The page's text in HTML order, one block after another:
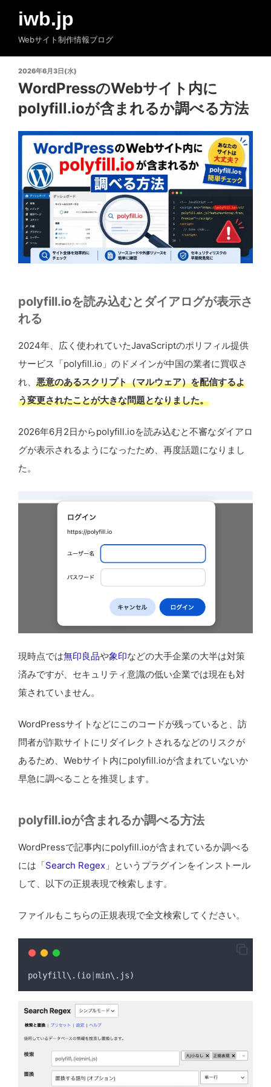
iwb.jp
Webサイト制作情報ブログ
投
稿
日:
2026年6月3日(水)
WordPressのWebサイト内に
polyfill.ioが含まれるか調べる方法
polyfill.ioを読み込むとダイアログが表示さ
れる
2024年、広く使われていたJavaScriptのポリフィル提供
サービス「polyfill.io」のドメインが中国の業者に買収さ
れ、 悪意のあるスクリプト（マルウェア）を配信するよ
う変更されたことが大きな問題となりました。
2026年6月2日からpolyfill.ioを読み込むと不審なダイアロ
グが表示されるようになったため、再度話題になりまし
た。
現時点では無印良品や象印などの大手企業の大半は対策
済みですが、セキュリティ意識の低い企業では現在も対
策されていません。
WordPressサイトなどにこのコードが残っていると、訪
問者が詐欺サイトにリダイレクトされるなどのリスクが
あるため、Webサイト内にpolyfill.ioが含まれていないか
早急に調べることを推奨します。
polyfill.ioが含まれるか調べる方法
WordPressで記事内にpolyfill.ioが含まれているか調べる
には「Search Regex 」というプラグインをインストール
して、以下の正規表現で検索します。
ファイルもこちらの正規表現で全文検索してください。
polyfill \ . (io min\ . js)